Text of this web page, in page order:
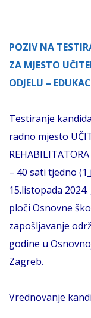
POZIV NA
ZA MJESTO
ODJELU –
Testiranje
radno mjesto
– 40 sati tjedno (1
15.listopada
ploči Osnovne
zapošljavanje
godine u
Zagreb.
Vrednovanje